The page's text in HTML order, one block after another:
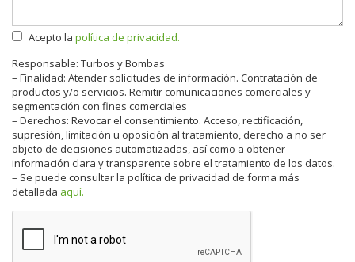
Acepto la política de privacidad.
Responsable: Turbos y Bombas
– Finalidad: Atender solicitudes de información. Contratación de
productos y/o servicios. Remitir comunicaciones comerciales y
segmentación con fines comerciales
– Derechos: Revocar el consentimiento. Acceso, rectificación,
supresión, limitación u oposición al tratamiento, derecho a no ser
objeto de decisiones automatizadas, así como a obtener
información clara y transparente sobre el tratamiento de los datos.
– Se puede consultar la política de privacidad de forma más
detallada aquí.